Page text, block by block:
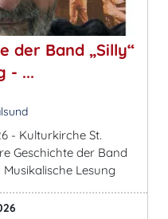
der Band „Silly“
- ...
- Kulturkirche St.
Geschichte der Band
Musikalische Lesung